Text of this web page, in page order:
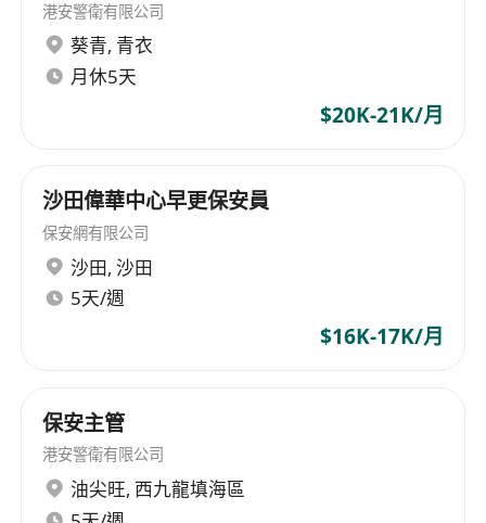
港安警衛有限公司
葵青, 青衣
月休5天
$20K-21K/月
沙田偉華中心早更保安員
保安網有限公司
沙田, 沙田
5天/週
$16K-17K/月
保安主管
港安警衛有限公司
油尖旺, 西九龍填海區